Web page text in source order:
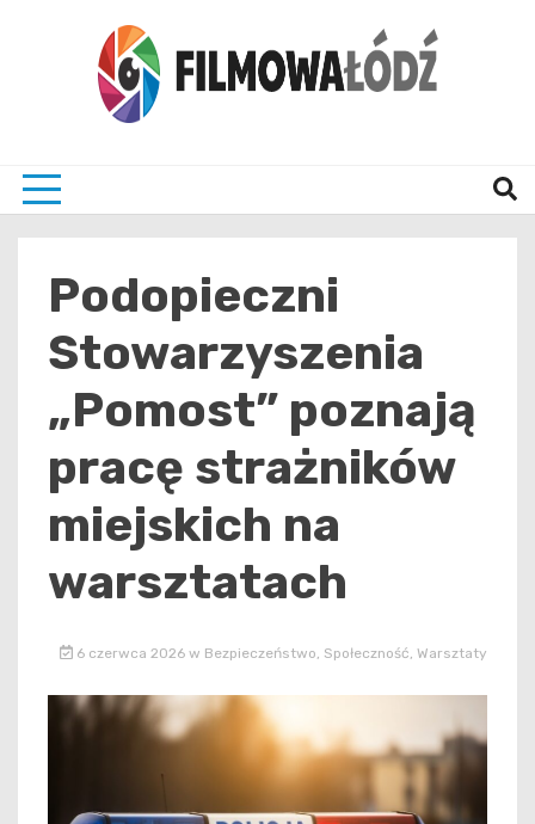
Podopieczni
Stowarzyszenia
„Pomost” poznają
pracę strażników
miejskich na
warsztatach
6 czerwca 2026 w Bezpieczeństwo Społeczność Warsztaty